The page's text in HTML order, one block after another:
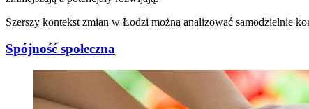
Szerszy kontekst zmian w Łodzi można analizować samodzielnie
Spójność społeczna